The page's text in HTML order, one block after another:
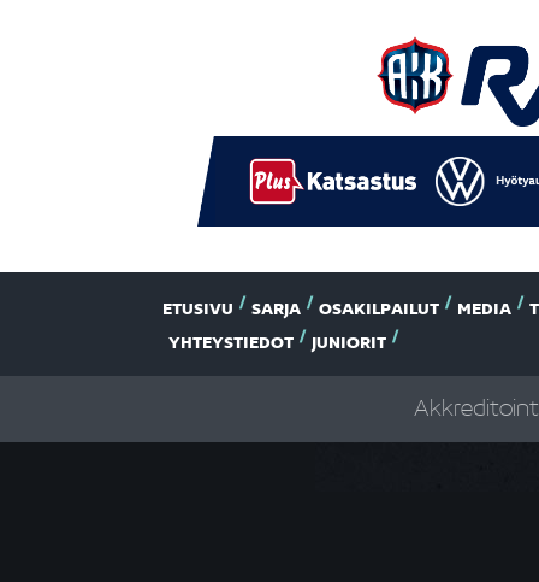
ETUSIVU SARJA OSAKILPAILUT MEDIA
YHTEYSTIEDOT
JUNIORIT